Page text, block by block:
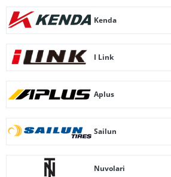
Kenda
I Link
Aplus
Sailun
Nuvolari